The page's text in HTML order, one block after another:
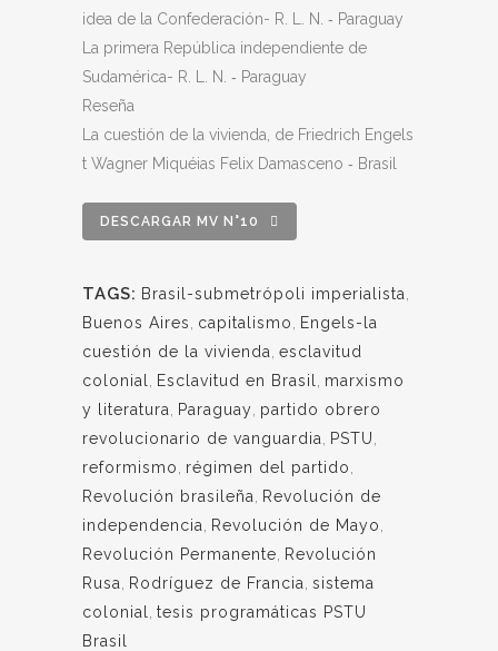
idea de la Confederación- R. L. N. ‐ Paraguay
La primera República independiente de
Sudamérica- R. L. N. ‐ Paraguay
Reseña
La cuestión de la vivienda, de Friedrich Engels
t Wagner Miquéias Felix Damasceno ‐ Brasil
DESCARGAR MV N°10
TAGS: Brasil-submetrópoli imperialista
Buenos Aires
capitalismo
Engels-la
cuestión de la vivienda esclavitud
colonial
Esclavitud en Brasil
marxismo
y literatura
Paraguay partido obrero
revolucionario de vanguardia
PSTU
reformismo
régimen del partido
Revolución brasileña
Revolución de
independencia
Revolución de Mayo
Revolución Permanente
Revolución
Rusa
Rodríguez de Francia sistema
colonial
tesis programáticas PSTU
Brasil